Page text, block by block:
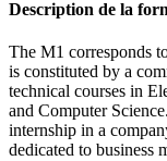
Description de la
The M1 corresponds
is constituted by a
technical courses in
and Computer
internship in a
dedicated to business